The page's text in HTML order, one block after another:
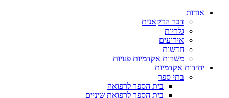
אודות
דבר הדקאנית
גלריות
אירועים
חדשות
משרות אקדמיות פנויות
יחידות אקדמיות
בתי ספר
בית הספר לרפואה
בית הספר לרפואת שיניים